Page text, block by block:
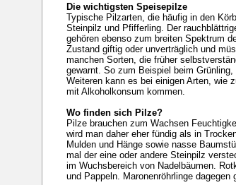
Die wichtigsten Speisepilze
Typische Pilzarten, die häufig in den
Steinpilz und Pfifferling. Der
gehören ebenso zum breiten Spektrum
Zustand giftig oder unverträglich und
manchen Sorten, die früher
gewarnt. So zum Beispiel beim
Weiteren kann es bei einigen Arten, wie
mit Alkoholkonsum kommen.
Wo finden sich Pilze?
Pilze brauchen zum Wachsen
wird man daher eher fündig als in
Mulden und Hänge sowie nasse
mal der eine oder andere Steinpilz
im Wuchsbereich von Nadelbäumen.
und Pappeln. Maronenröhrlinge